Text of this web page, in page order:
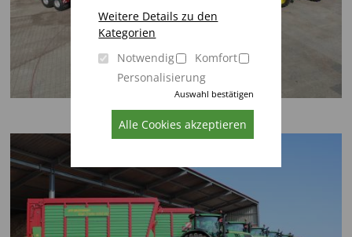
Weitere Details zu den
Kategorien
Notwendig
Komfort
Personalisierung
Auswahl bestätigen
Alle Cookies akzeptieren